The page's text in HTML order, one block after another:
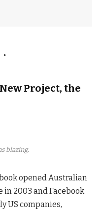
Project, the
blazing.
opened Australian
2003 and Facebook
US companies,